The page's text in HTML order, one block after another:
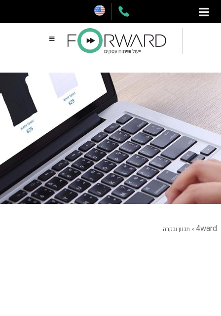
4ward
> תכנון ובקרה